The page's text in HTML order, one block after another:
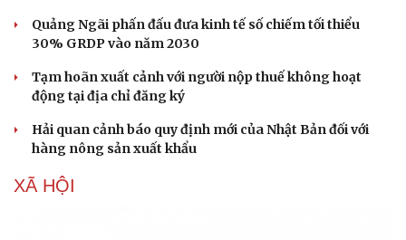
Văn hóa
Sân khấu - Điện ảnh
Văn học
Âm nhạc
Giải trí
Quảng Ngãi phấn đấu đưa kinh tế số chiếm tối thiểu
30% GRDP vào năm 2030
Tạm hoãn xuất cảnh với người nộp thuế không hoạt
động tại địa chỉ đăng ký
Hải quan cảnh báo quy định mới của Nhật Bản đối với
hàng nông sản xuất khẩu
XÃ HỘI